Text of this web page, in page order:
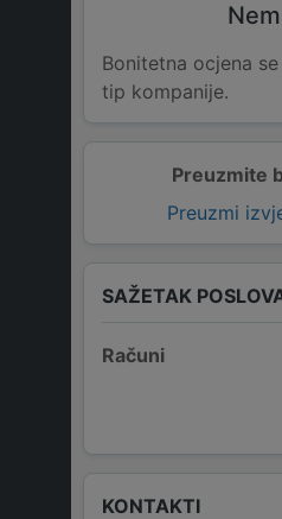
Preuzmite
Preuzmi
Bonitetna ocjena
tip kompanije.
SAŽETAK
Računi
KONTAKTI